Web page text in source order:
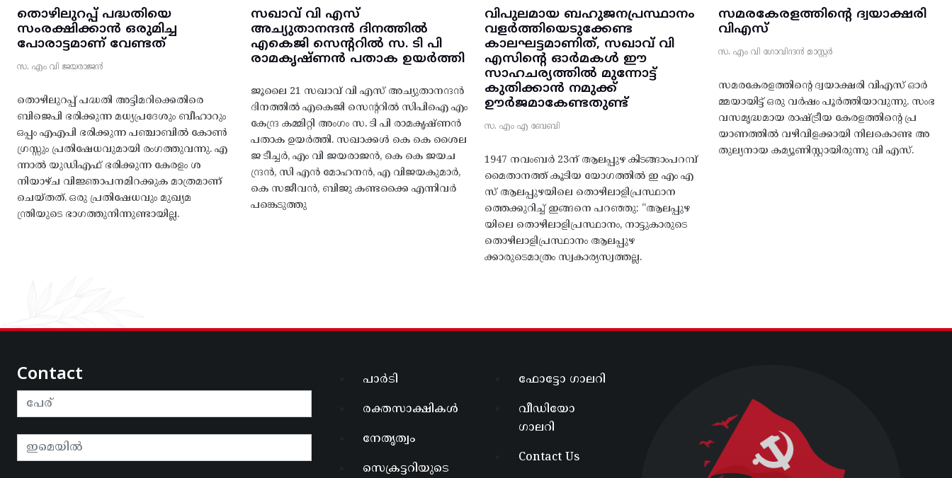
തൊഴിലുറപ്പ് പദ്ധതിയെ
സംരക്ഷിക്കാൻ ഒരുമിച്ച
പോരാട്ടമാണ് വേണ്ടത്
സ. എം വി ജയരാജൻ
തൊഴിലുറപ്പ് പദ്ധതി അട്ടിമറിക്കെതിരെ
ബിജെപി ഭരിക്കുന്ന മധ്യപ്രദേശും ബീഹാറും
ഒപ്പം എഎപി ഭരിക്കുന്ന പഞ്ചാബിൽ കോൺ
ഗ്രസ്സും പ്രതിഷേധവുമായി രംഗത്തുവന്നു. എ
ന്നാൽ യുഡിഎഫ് ഭരിക്കുന്ന കേരളം ശ
നിയാഴ്ച വിജ്ഞാപനമിറക്കുക മാത്രമാണ്
ചെയ്തത്. ഒരു പ്രതിഷേധവും മുഖ്യമ
ന്ത്രിയുടെ ഭാഗത്തുനിന്നുണ്ടായില്ല.
സഖാവ് വി എസ്
അച്യുതാനന്ദൻ ദിനത്തിൽ
എകെജി സെന്ററിൽ സ. ടി പി
രാമകൃഷ്‌ണൻ പതാക ഉയർത്തി
ജൂലൈ 21 സഖാവ് വി എസ് അച്യുതാനന്ദൻ
ദിനത്തിൽ എകെജി സെന്ററിൽ സിപിഐ എം
കേന്ദ്ര കമ്മിറ്റി അംഗം സ. ടി പി രാമകൃഷ്‌ണൻ
പതാക ഉയർത്തി. സഖാക്കൾ കെ കെ ശൈല
ജ ടീച്ചർ, എം വി ജയരാജൻ, കെ കെ ജയച
ന്ദ്രൻ, സി എൻ മോഹനൻ, എ വിജയകുമാർ,
കെ സജീവൻ, ബിജു കണ്ടക്കൈ എന്നിവർ
പങ്കെടുത്തു
വിപുലമായ ബഹുജനപ്രസ്ഥാനം
വളർത്തിയെടുക്കേണ്ട
കാലഘട്ടമാണിത്, സഖാവ് വി
എസിന്റെ ഓർമകൾ ഈ
സാഹചര്യത്തിൽ മുന്നോട്ട്‌
കുതിക്കാൻ നമുക്ക്
ഊർജമാകേണ്ടതുണ്ട്
സ. എം എ ബേബി
1947 നവംബർ 23ന് ആലപ്പുഴ കിടങ്ങാംപറമ്പ്‌
മൈതാനത്ത്‌ കൂടിയ യോഗത്തിൽ ഇ എം എ
സ് ആലപ്പുഴയിലെ തൊഴിലാളിപ്രസ്ഥാന
ത്തെക്കുറിച്ച് ഇങ്ങനെ പറഞ്ഞു: “ആലപ്പുഴ
യിലെ തൊഴിലാളിപ്രസ്ഥാനം, നാട്ടുകാരുടെ
തൊഴിലാളിപ്രസ്ഥാനം ആലപ്പുഴ
ക്കാരുടെമാത്രം സ്വകാര്യസ്വത്തല്ല.
സമരകേരളത്തിൻ്റെ ദ്വയാക്ഷരി
വിഎസ്
സ. എം വി ഗോവിന്ദൻ മാസ്റ്റർ
സമരകേരളത്തിൻ്റെ ദ്വയാക്ഷരി വിഎസ് ഓർ
മ്മയായിട്ട് ഒരു വർഷം പൂർത്തിയാവുന്നു. സംഭ
വസമൃദ്ധമായ രാഷ്ട്രീയ കേരളത്തിന്റെ പ്ര
യാണത്തിൽ വഴിവിളക്കായി നിലകൊണ്ട അ
തുല്യനായ കമ്യൂണിസ്റ്റായിരുന്നു വി എസ്.
Contact പാർടി
രക്തസാക്ഷികൾ
നേതൃത്വം
സെക്രട്ടറിയുടെ
ഫോട്ടോ ഗാലറി
വീഡിയോ
ഗാലറി
Contact Us